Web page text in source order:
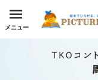
メニュー